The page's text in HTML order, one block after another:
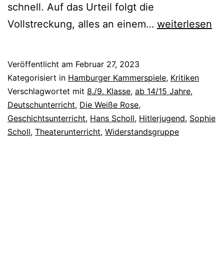
schnell. Auf das Urteil folgt die
Vollstreckung, alles an einem… Die
weiterlesen
Veröffentlicht am Februar 27, 2023
Kategorisiert in Hamburger Kammerspiele, Kritiken
Verschlagwortet mit 8./9. Klasse, ab 14/15 Jahre,
Deutschunterricht, Die Weiße Rose,
Geschichtsunterricht, Hans Scholl, Hitlerjugend, Sophie
Scholl, Theaterunterricht, Widerstandsgruppe